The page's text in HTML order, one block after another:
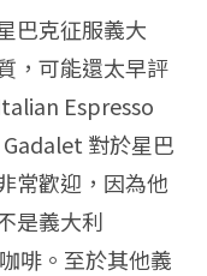
巴克征服義大
，可能還太早評
Espresso
對於星巴
常歡迎，因為他
是義大利
啡。至於其他義